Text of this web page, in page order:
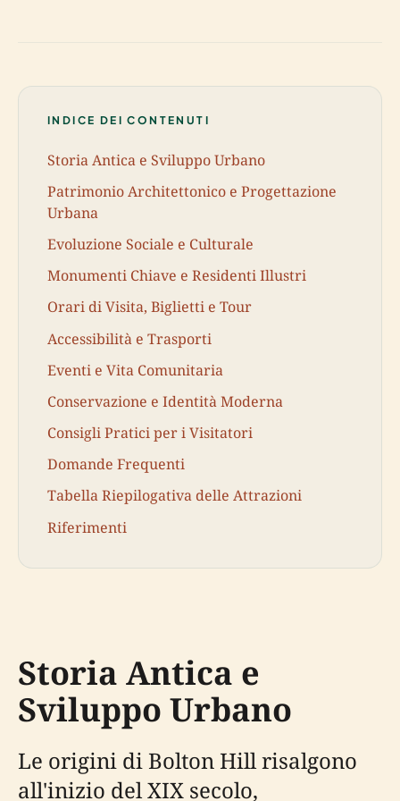
INDICE DEI CONTENUTI
Storia Antica e Sviluppo Urbano
Patrimonio Architettonico e Progettazione
Urbana
Evoluzione Sociale e Culturale
Monumenti Chiave e Residenti Illustri
Orari di Visita, Biglietti e Tour
Accessibilità e Trasporti
Eventi e Vita Comunitaria
Conservazione e Identità Moderna
Consigli Pratici per i Visitatori
Domande Frequenti
Tabella Riepilogativa delle Attrazioni
Riferimenti
Storia Antica e
Sviluppo Urbano
Le origini di Bolton Hill risalgono
all'inizio del XIX secolo,